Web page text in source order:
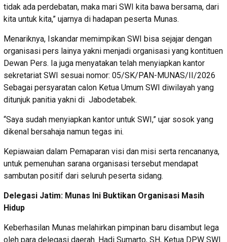
tidak ada perdebatan, maka mari SWI kita bawa bersama, dari
kita untuk kita,” ujarnya di hadapan peserta Munas.
Menariknya, Iskandar memimpikan SWI bisa sejajar dengan
organisasi pers lainya yakni menjadi organisasi yang kontituen
Dewan Pers. Ia juga menyatakan telah menyiapkan kantor
sekretariat SWI sesuai nomor: 05/SK/PAN-MUNAS/II/2026
Sebagai persyaratan calon Ketua Umum SWI diwilayah yang
ditunjuk panitia yakni di Jabodetabek.
“Saya sudah menyiapkan kantor untuk SWI,” ujar sosok yang
dikenal bersahaja namun tegas ini.
Kepiawaian dalam Pemaparan visi dan misi serta rencananya,
untuk pemenuhan sarana organisasi tersebut mendapat
sambutan positif dari seluruh peserta sidang.
Delegasi Jatim: Munas Ini Buktikan Organisasi Masih
Hidup
Keberhasilan Munas melahirkan pimpinan baru disambut lega
oleh para delegasi daerah. Hadi Sumarto, SH, Ketua DPW SWI